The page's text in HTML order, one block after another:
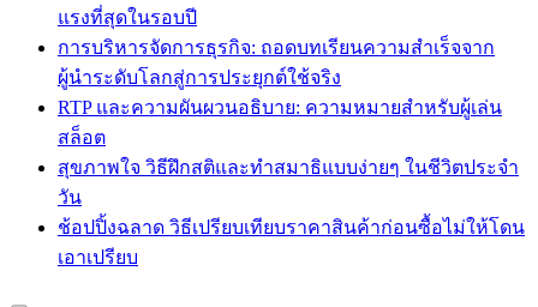
แรงที่สุดในรอบปี
การบริหารจัดการธุรกิจ: ถอดบทเรียนความสำเร็จจาก
ผู้นำระดับโลกสู่การประยุกต์ใช้จริง
RTP และความผันผวนอธิบาย: ความหมายสำหรับผู้เล่น
สล็อต
สุขภาพใจ วิธีฝึกสติและทำสมาธิแบบง่ายๆ ในชีวิตประจำ
วัน
ช้อปปิ้งฉลาด วิธีเปรียบเทียบราคาสินค้าก่อนซื้อไม่ให้โดน
เอาเปรียบ